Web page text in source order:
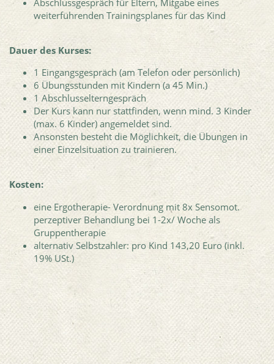
weiterführenden Trainingsplanes für das Kind
Dauer des Kurses:
1 Eingangsgespräch (am Telefon oder persönlich)
6 Übungsstunden mit Kindern (a 45 Min.)
1 Abschlusselterngespräch
Der Kurs kann nur stattfinden, wenn mind. 3 Kinder
(max. 6 Kinder) angemeldet sind.
Ansonsten besteht die Möglichkeit, die Übungen in
einer Einzelsituation zu trainieren.
Kosten:
eine Ergotherapie- Verordnung mit 8x Sensomot.
perzeptiver Behandlung bei 1-2x/ Woche als
Gruppentherapie
alternativ Selbstzahler: pro Kind 143,20 Euro (inkl.
19% USt.)